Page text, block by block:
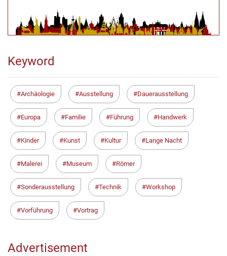
Keyword
Archäologie Ausstellung Dauerausstellung
Europa Familie Führung Handwerk
Kinder Kunst Kultur Lange Nacht
Malerei Museum Römer
Sonderausstellung Technik Workshop
Vorführung Vortrag
Advertisement